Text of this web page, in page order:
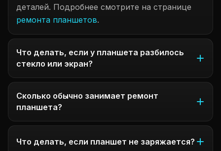
деталей. Подробнее смотрите на странице
ремонта планшетов.
Что делать, если у планшета разбилось
стекло или экран?
Сколько обычно занимает ремонт
планшета?
Что делать, если планшет не заряжается?